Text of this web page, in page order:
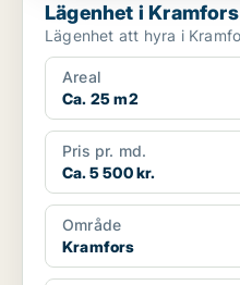
Lägenhet i Kramfors
Areal
Ca. 25 m2
Pris pr. md.
Ca. 5 500 kr.
Område
Kramfors